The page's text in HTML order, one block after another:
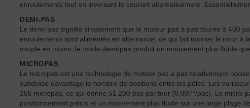
enroulements tout en inversant le courant alternativement.
DEMI-PAS
Le demi-pas signifie simplement que le moteur pas à pas tourne à 400
enroulements sont alimentés en alternance, ce qui fait tourner le rotor à
couple en moins, le mode demi-pas produit un mouvement plus fluide
MICROPAS
Le micropas est une technologie de moteur pas à pas relativement
subdivise davantage le nombre de positions entre les pôles. Les
256 micropas, ce qui donne 51 200 pas par tour (0,007°/pas). Le
positionnement précis et un mouvement plus fluide sur une large plage